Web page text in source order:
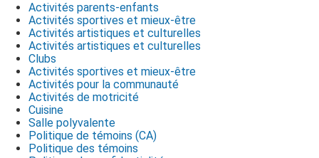
Activités parents-enfants
Activités sportives et mieux-être
Activités artistiques et culturelles
Activités artistiques et culturelles
Clubs
Activités sportives et mieux-être
Activités pour la communauté
Activités de motricité
Cuisine
Salle polyvalente
Politique de témoins (CA)
Politique des témoins